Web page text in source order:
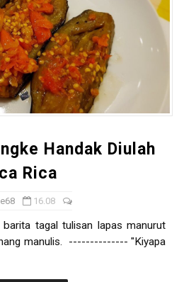
Handak Diulah
Rica
16.08
tagal tulisan lapas manurut
manulis. -------------- "Kiyapa